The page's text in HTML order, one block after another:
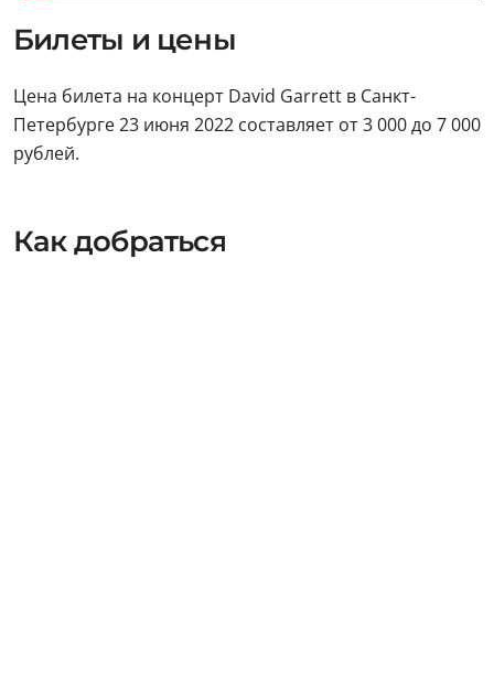
Билеты и цены
Цена билета на концерт David Garrett в Санкт-
Петербурге 23 июня 2022 составляет от 3 000 до 7 000
рублей.
Как добраться